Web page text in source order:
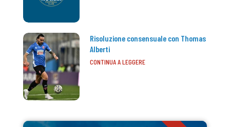
Risoluzione consensuale con Thomas
Alberti
CONTINUA A LEGGERE